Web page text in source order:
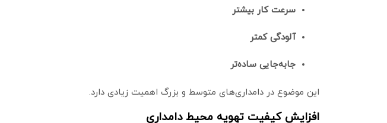
سرعت کار بیشتر
آلودگی کمتر
جابه‌جایی ساده‌تر
این موضوع در دامداری‌های متوسط و بزرگ اهمیت زیادی دارد.
افزایش کیفیت تهویه محیط دامداری